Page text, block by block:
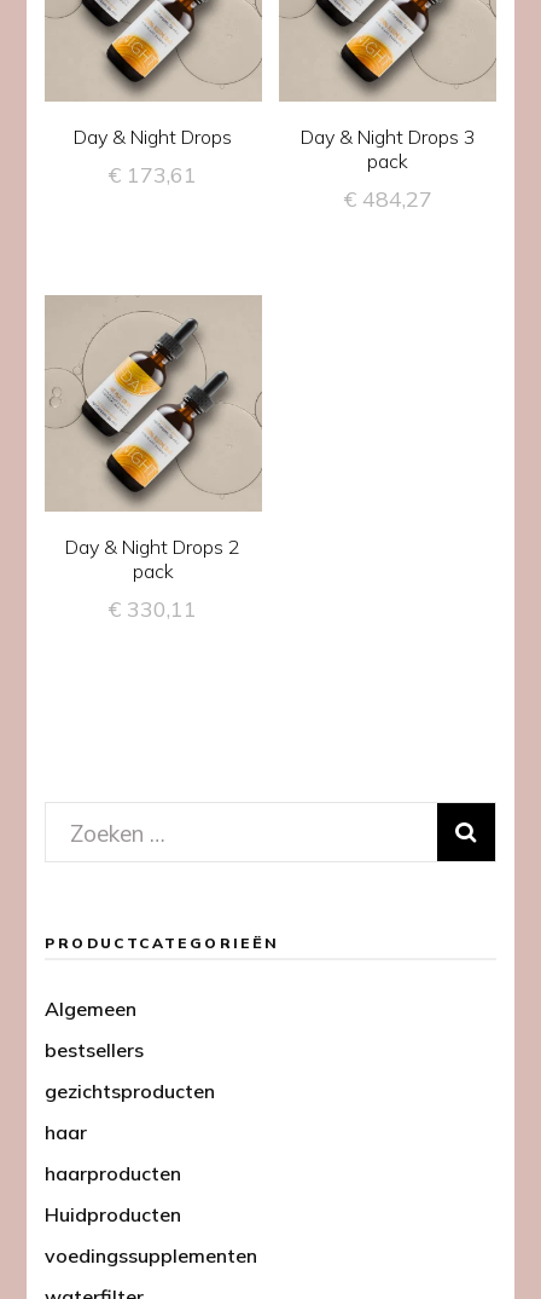
Day & Night Drops
€ 173,61
Day & Night Drops 3
pack
€484,27
Day & Night Drops 2
pack
€ 330,11
Zoeken
naar:
PRODUCTCATEGORIEËN
Algemeen
bestsellers
gezichtsproducten
haar
haarproducten
Huidproducten
voedingssupplementen